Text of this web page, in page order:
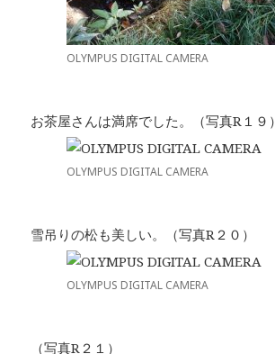
OLYMPUS DIGITAL CAMERA
お茶屋さんは満席でした。（写真R１９）
OLYMPUS DIGITAL CAMERA
雪吊りの松も美しい。（写真R２０）
OLYMPUS DIGITAL CAMERA
（写真R２１）